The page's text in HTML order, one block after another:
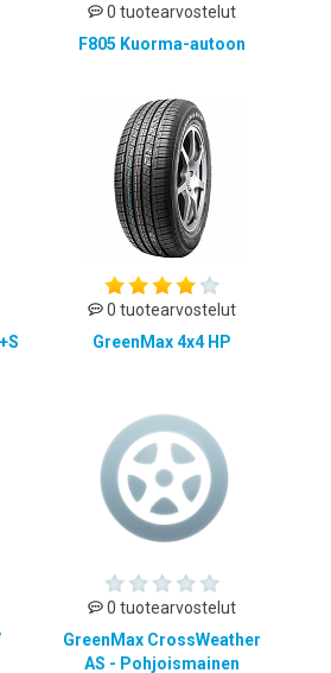
0 tuotearvostelut
F805 Kuorma-autoon
0 tuotearvostelut
GreenMax 4x4 HP
0 tuotearvostelut
GreenMax CrossWeather
AS - Pohjoismainen